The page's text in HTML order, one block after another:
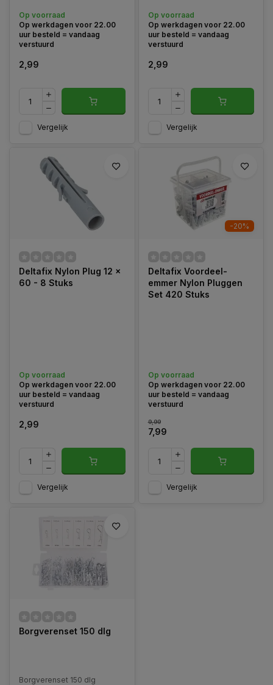
Op voorraad
Op werkdagen voor 22.00
uur besteld = vandaag
verstuurd
2,99
Vergelijk
Op voorraad
Op werkdagen voor 22.00
uur besteld = vandaag
verstuurd
2,99
Vergelijk
Deltafix Nylon Plug 12 x
60 - 8 Stuks
Op voorraad
Op werkdagen voor 22.00
uur besteld = vandaag
verstuurd
2,99
Vergelijk
-20%
Deltafix Voordeel-
emmer Nylon Pluggen
Set 420 Stuks
Op voorraad
Op werkdagen voor 22.00
uur besteld = vandaag
verstuurd
9,99
7,99
Vergelijk
Borgverenset 150 dlg
Borgverenset 150 dlg